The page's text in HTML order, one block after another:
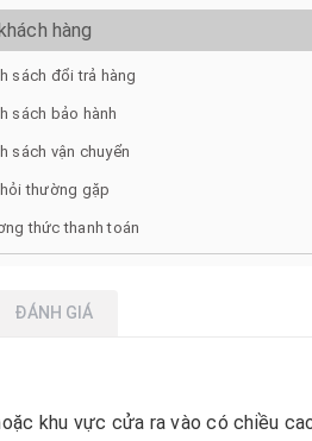
hàng
sách đổi trả hàng
sách bảo hành
sách vận chuyển
thường gặp
thức thanh toán
ĐÁNH GIÁ
khu vực cửa ra vào có chiều